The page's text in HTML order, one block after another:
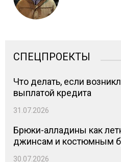
СПЕЦПРОЕКТЫ
Что делать, если
выплатой кредита
31.07.2026
Брюки-алладины как
джинсам и костюмным
30.07.2026